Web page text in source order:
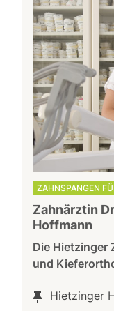
ZAHNSPANGEN
Zahnärztin
Hoffmann
Die Hietzinger
und
Hietzinger